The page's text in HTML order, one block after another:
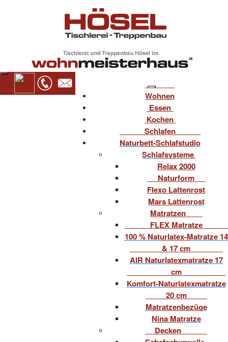
Wohnen
Essen
Kochen
Schlafen
Naturbett-Schlafstudio
Schlafsysteme
Relax 2000
Naturform
Flexo Lattenrost
Mars Lattenrost
Matratzen
FLEX Matratze
100 % Naturlatex-Matratze 14
& 17 cm
AIR Naturlatexmatratze 17
cm
Komfort-Naturlatexmatratze
20 cm
Matratzenbezüge
Nina Matratze
Decken